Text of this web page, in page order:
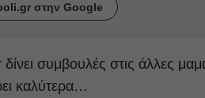
στην Google
συμβουλές στις άλλες
καλύτερα…